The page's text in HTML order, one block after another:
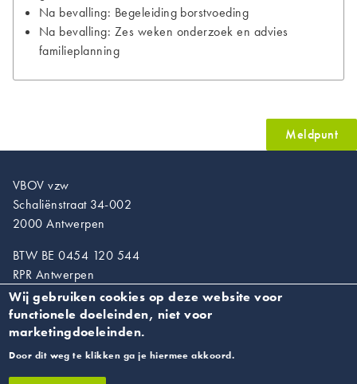
Na bevalling: Begeleiding borstvoeding
Na bevalling: Zes weken onderzoek en advies
familieplanning
Meldpunt
VBOV vzw
Schaliënstraat 34-002
2000 Antwerpen
BTW BE 0454 120 544
RPR Antwerpen
T. 03/218.89.67
info@vroedvrouwen.be
Wij gebruiken cookies op deze website voor
functionele doeleinden, niet voor
marketingdoeleinden.
Door dit weg te klikken ga je hiermee akkoord.